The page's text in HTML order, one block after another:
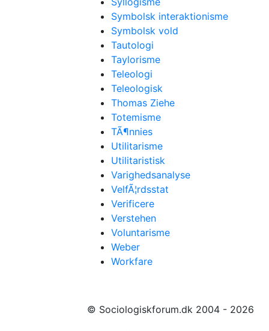
Symbolsk interaktionisme
Symbolsk vold
Tautologi
Taylorisme
Teleologi
Teleologisk
Thomas Ziehe
Totemisme
TÃ¶nnies
Utilitarisme
Utilitaristisk
Varighedsanalyse
VelfÃ¦rdsstat
Verificere
Verstehen
Voluntarisme
Weber
Workfare
© Sociologiskforum.dk 2004 - 2026